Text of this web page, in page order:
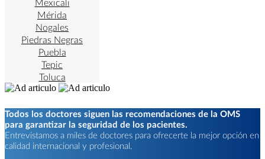
Mexicali
Mérida
Nogales
Piedras Negras
Puebla
Tepic
Toluca
Todos los doctores siguen las recomendaciones de la OMS
para garantizar la seguridad de los pacientes.
Entrevistamos a miles de doctores para ofrecerte la mejor opción en
calidad internacional y profesional.